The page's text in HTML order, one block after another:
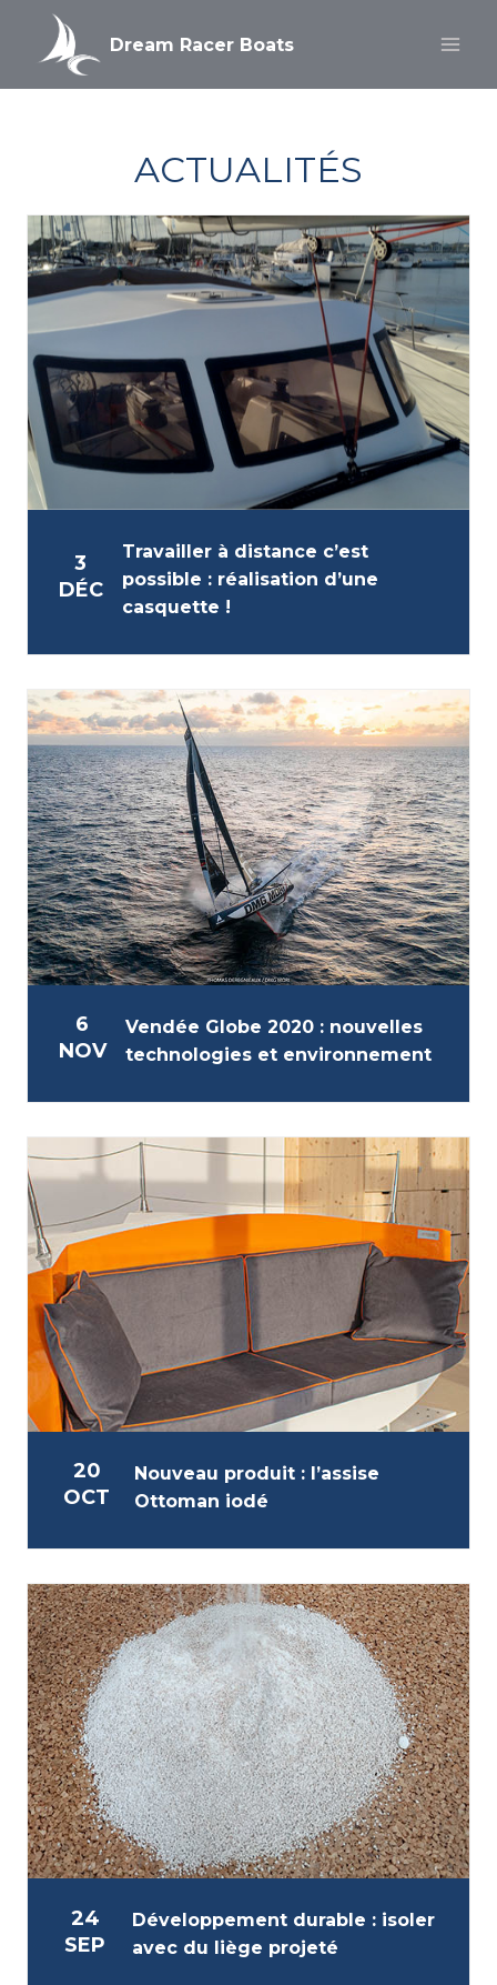
contenu
Dream Racer Boats
ACTUALITÉS
Travailler à distance c’est
possible : réalisation d’une
casquette !
3
DÉC
Vendée Globe 2020 : nouvelles
technologies et environnement
6
NOV
Nouveau produit : l’assise
Ottoman iodé
20
OCT
Développement durable : isoler
avec du liège projeté
24
SEP